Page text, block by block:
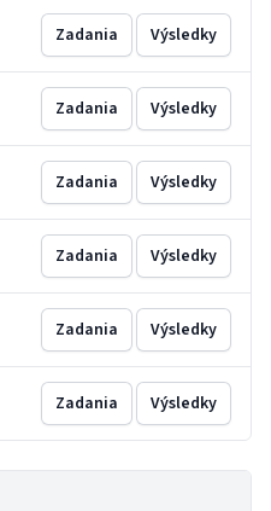
Zadania Výsledky
Zadania Výsledky
Zadania Výsledky
Zadania Výsledky
Zadania Výsledky
Zadania Výsledky